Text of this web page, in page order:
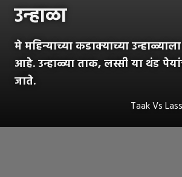
उन्हाळा
मे महिन्याच्या कडाक्याच्या
आहे. उन्हाळ्या ताक, लस्सी या थंड
जाते.
Taak Vs